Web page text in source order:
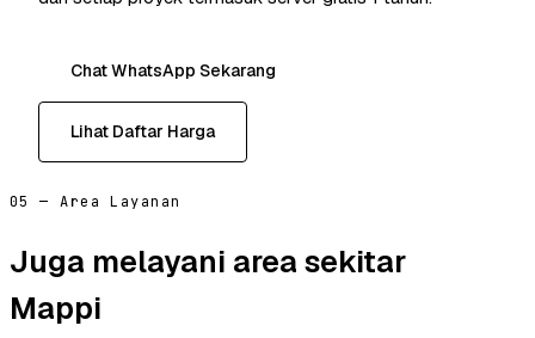
Chat WhatsApp Sekarang
Lihat Daftar Harga
05 — Area Layanan
Juga melayani area sekitar
Mappi